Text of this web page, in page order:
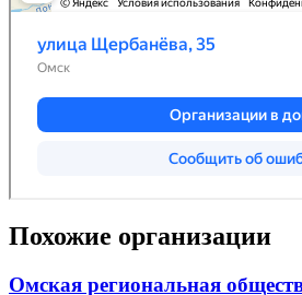
Похожие организации
Омская региональная